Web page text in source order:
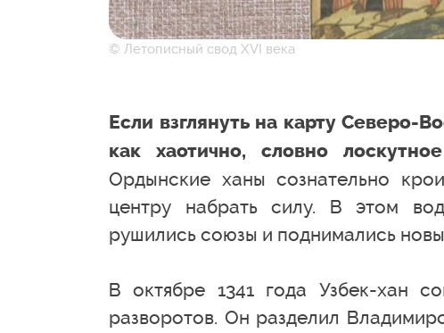
© Летописный свод XVI века
Если взглянуть на карту Северо-
как хаотично, словно
Ордынские ханы сознательно
центру набрать силу. В этом
рушились союзы и поднимались
В октябре 1341 года Узбек-хан
разворотов. Он разделил